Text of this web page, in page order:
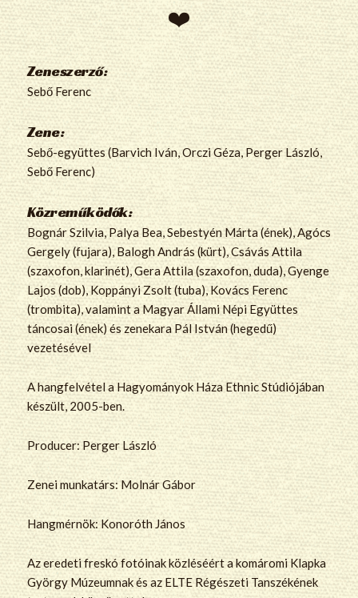
Zeneszerző:
Sebő Ferenc
Zene:
Sebő-együttes (Barvich Iván, Orczi Géza, Perger László,
Sebő Ferenc)
Közreműködők:
Bognár Szilvia, Palya Bea, Sebestyén Márta (ének), Agócs
Gergely (fujara), Balogh András (kürt), Csávás Attila
(szaxofon, klarinét), Gera Attila (szaxofon, duda), Gyenge
Lajos (dob), Koppányi Zsolt (tuba), Kovács Ferenc
(trombita), valamint a Magyar Állami Népi Együttes
táncosai (ének) és zenekara Pál István (hegedű)
vezetésével
A hangfelvétel a Hagyományok Háza Ethnic Stúdiójában
készült, 2005-ben.
Producer: Perger László
Zenei munkatárs: Molnár Gábor
Hangmérnök: Konoróth János
Az eredeti freskó fotóinak közléséért a komáromi Klapka
György Múzeumnak és az ELTE Régészeti Tanszékének